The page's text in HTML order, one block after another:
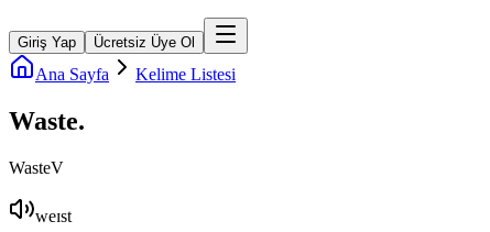
Giriş Yap Ücretsiz Üye Ol
Ana Sayfa Kelime Listesi
Waste.
WasteV
weɪst